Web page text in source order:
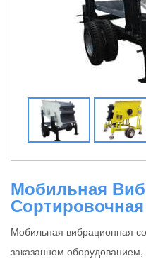
Мобильная
Мобильная вибрационная
заказанном